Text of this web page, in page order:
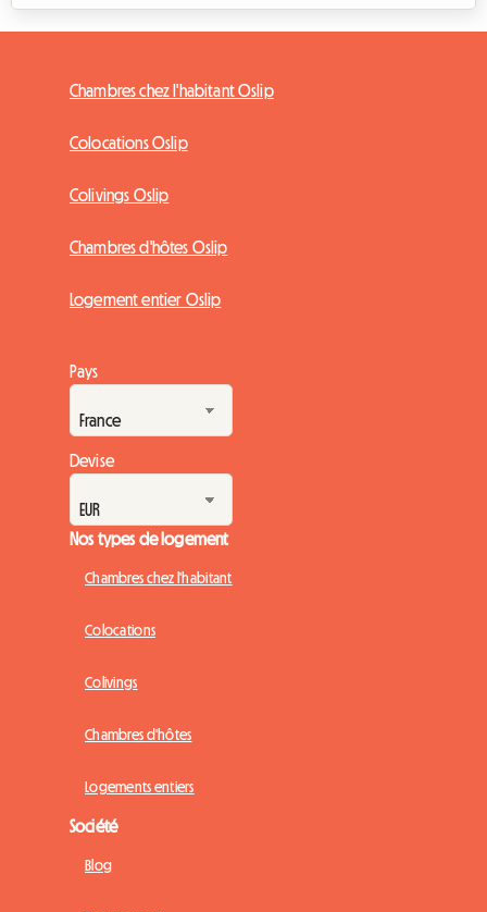
Chambres chez l'habitant Oslip
Colocations Oslip
Colivings Oslip
Chambres d'hôtes Oslip
Logement entier Oslip
Pays
Devise
Nos types de logement
Chambres chez l'habitant
Colocations
Colivings
Chambres d'hôtes
Logements entiers
Société
Blog